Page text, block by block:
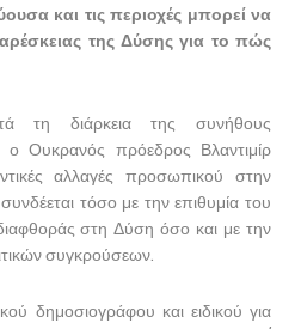
και τις περιοχές μπορεί να
της Δύσης για το πώς
τη διάρκεια της συνήθους
ο Ουκρανός πρόεδρος Βλαντιμίρ
αλλαγές προσωπικού στην
τόσο με την επιθυμία του
στη Δύση όσο και με την
συγκρούσεων.
δημοσιογράφου και ειδικού για